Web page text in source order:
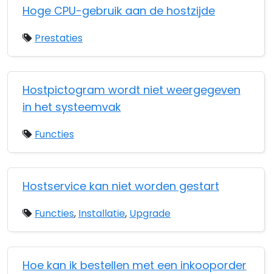
Hoge CPU-gebruik aan de hostzijde
Prestaties
Hostpictogram wordt niet weergegeven
in het systeemvak
Functies
Hostservice kan niet worden gestart
Functies, Installatie, Upgrade
Hoe kan ik bestellen met een inkooporder